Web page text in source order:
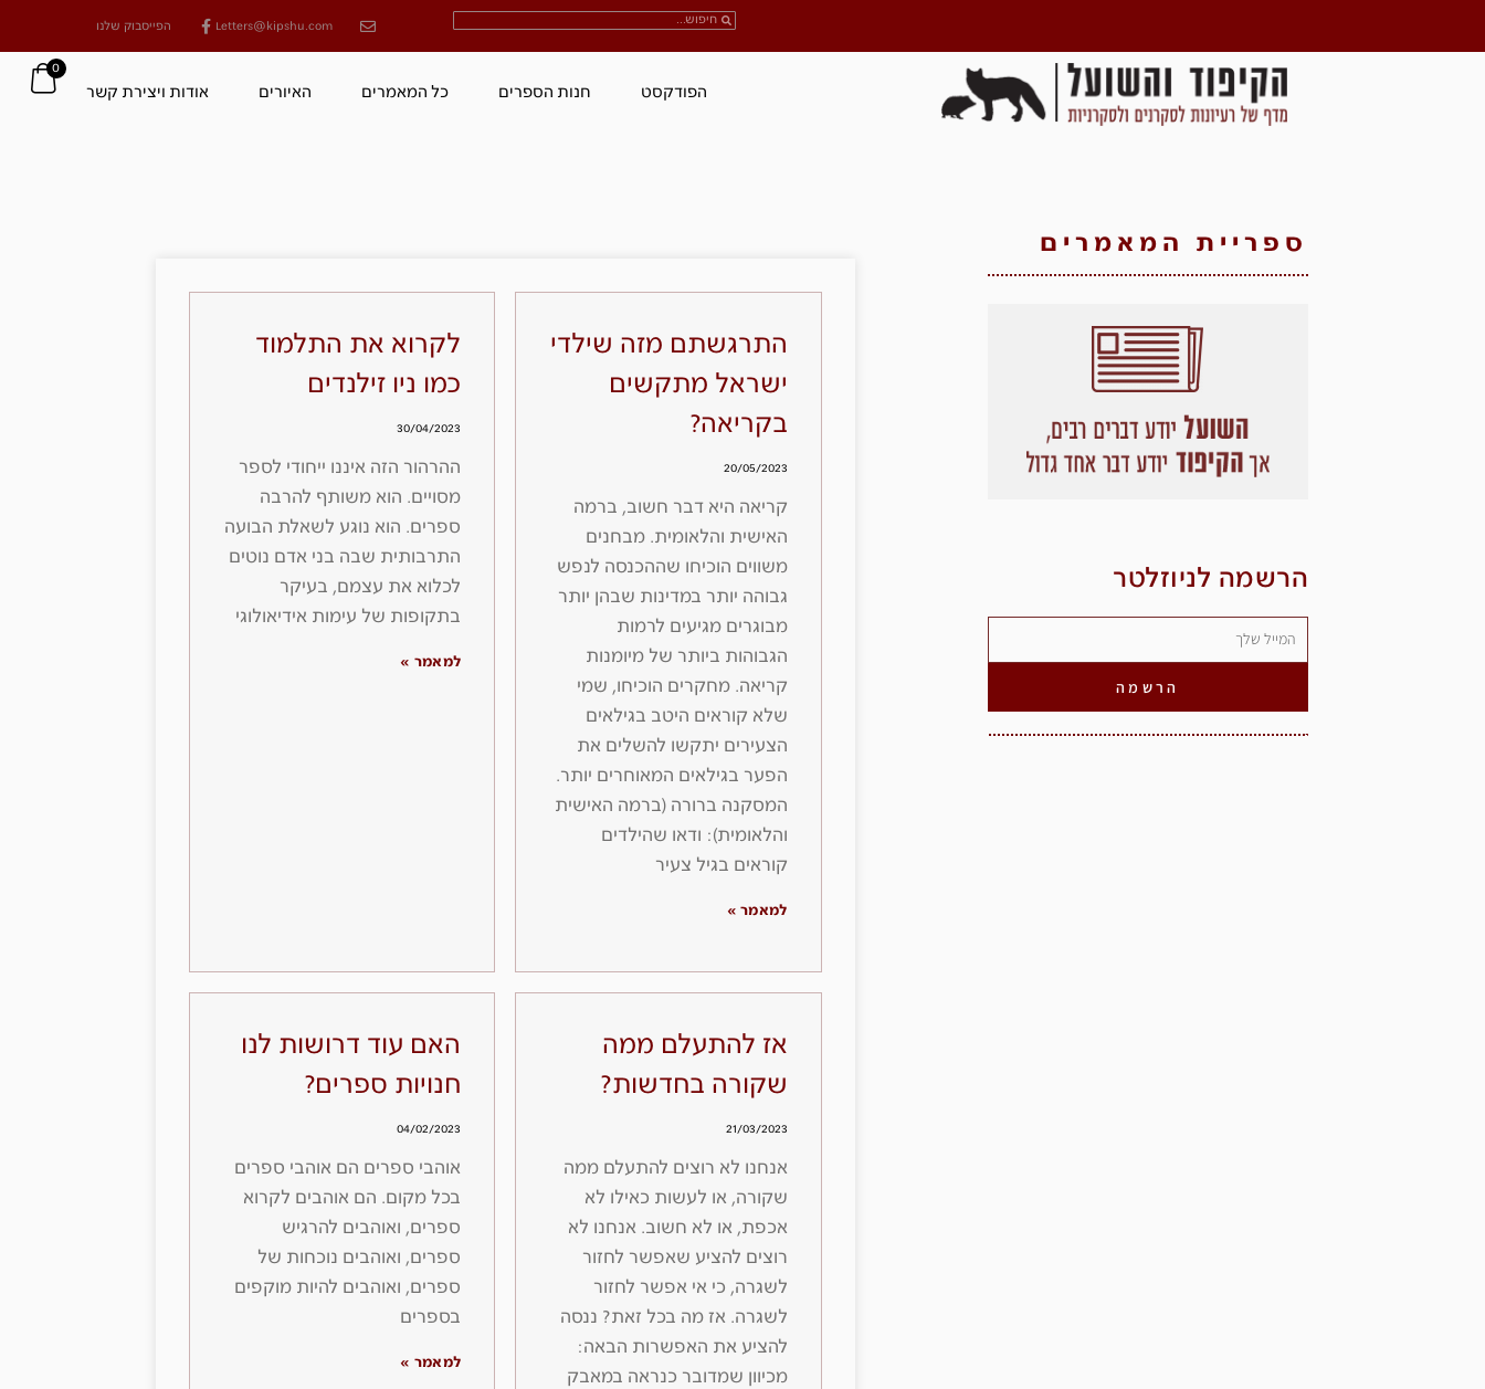
Letters@kipshu.com הפייסבוק שלנו
הפודקסט חנות הספרים כל המאמרים האיורים אודות ויצירת קשר
0
ספריית המאמרים
הרשמה לניוזלטר
הרשמה
התרגשתם מזה שילדי
ישראל מתקשים
בקריאה?
20/05/2023
קריאה היא דבר חשוב, ברמה
האישית והלאומית. מבחנים
משווים הוכיחו שההכנסה לנפש
גבוהה יותר במדינות שבהן יותר
מבוגרים מגיעים לרמות
הגבוהות ביותר של מיומנות
קריאה. מחקרים הוכיחו, שמי
שלא קוראים היטב בגילאים
הצעירים יתקשו להשלים את
הפער בגילאים המאוחרים יותר.
המסקנה ברורה (ברמה האישית
והלאומית): ודאו שהילדים
קוראים בגיל צעיר
למאמר »
לקרוא את התלמוד
כמו ניו זילנדים
30/04/2023
ההרהור הזה איננו ייחודי לספר
מסויים. הוא משותף להרבה
ספרים. הוא נוגע לשאלת הבועה
התרבותית שבה בני אדם נוטים
לכלוא את עצמם, בעיקר
בתקופות של עימות אידיאולוגי
למאמר »
אז להתעלם ממה
שקורה בחדשות?
21/03/2023
אנחנו לא רוצים להתעלם ממה
שקורה, או לעשות כאילו לא
אכפת, או לא חשוב. אנחנו לא
רוצים להציע שאפשר לחזור
לשגרה, כי אי אפשר לחזור
לשגרה. אז מה בכל זאת? ננסה
להציע את האפשרות הבאה:
מכיוון שמדובר כנראה במאבק
האם עוד דרושות לנו
חנויות ספרים?
04/02/2023
אוהבי ספרים הם אוהבי ספרים
בכל מקום. הם אוהבים לקרוא
ספרים, ואוהבים להרגיש
ספרים, ואוהבים נוכחות של
ספרים, ואוהבים להיות מוקפים
בספרים
למאמר »